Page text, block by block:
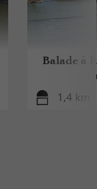
Balade à
1,4 km